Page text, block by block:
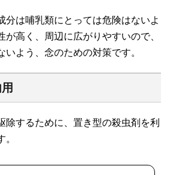
分は哺乳類にとっては危険はないよ
が高く、周辺に広がりやすいので、
いよう、念のための対策です。
除するために、置き型の殺虫剤を利